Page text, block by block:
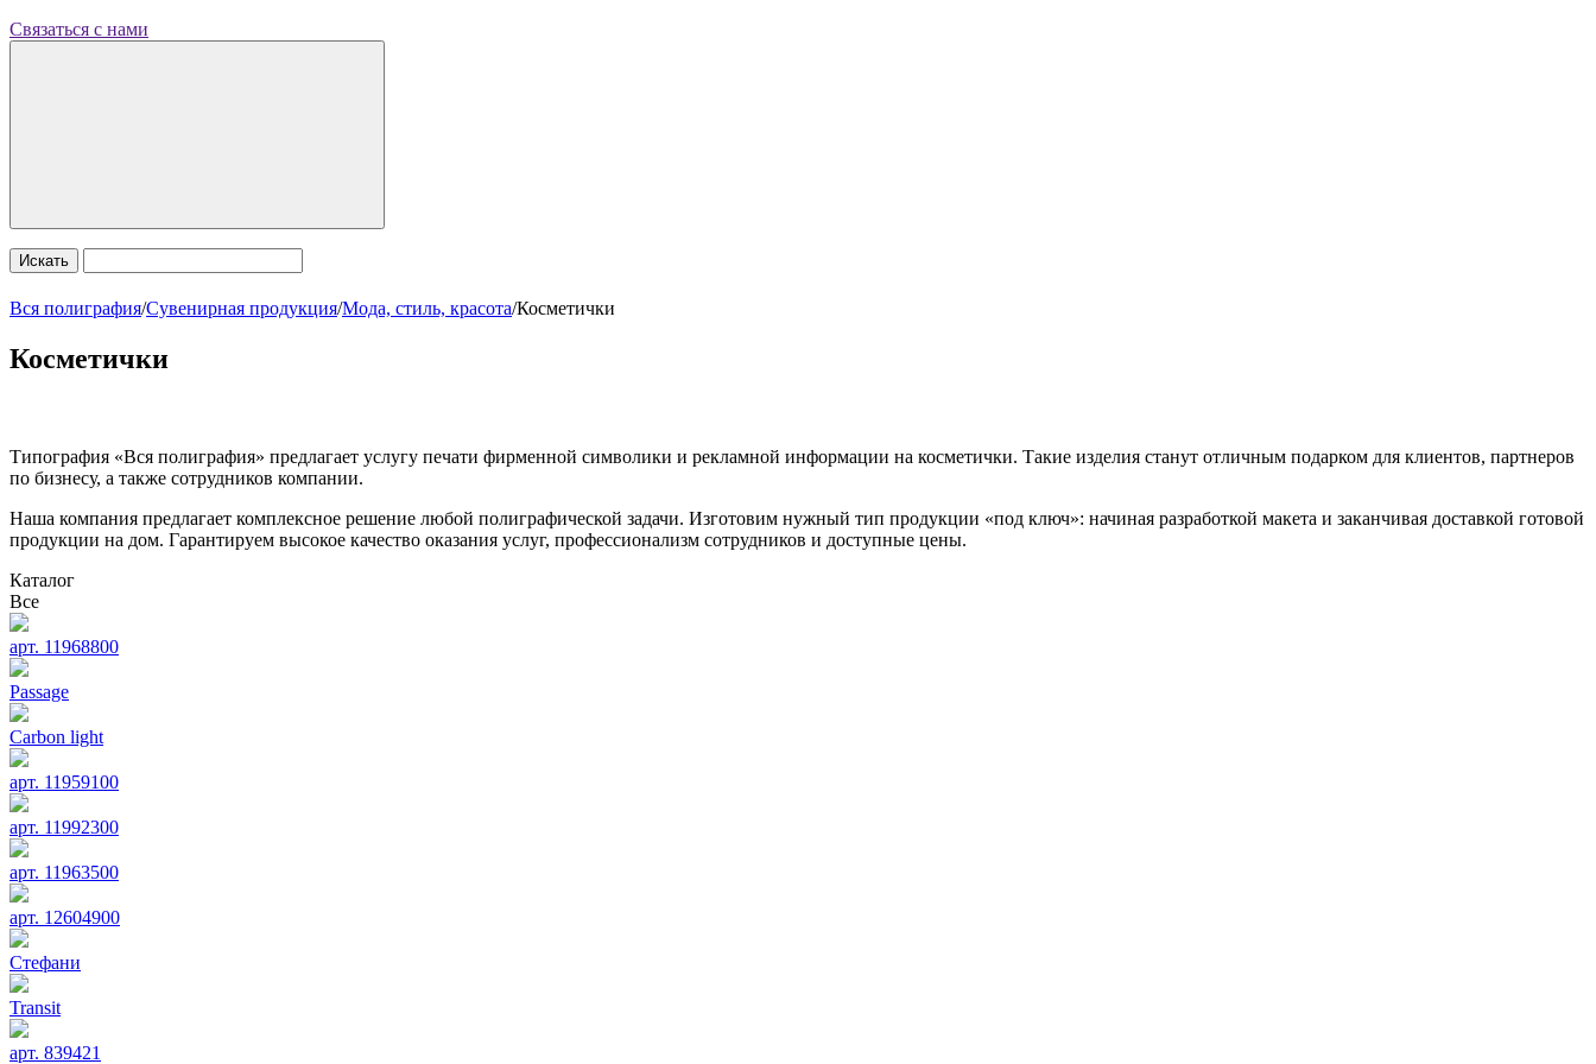
Связаться с нами
Искать
Вся полиграфия/Сувенирная продукция/Мода, стиль, красота/Косметички
Косметички
Типография «Вся полиграфия» предлагает услугу печати фирменной символики и рекламной информации на косметички. Такие изделия станут отличным подарком для клиентов, партнеров
по бизнесу, а также сотрудников компании.
Наша компания предлагает комплексное решение любой полиграфической задачи. Изготовим нужный тип продукции «под ключ»: начиная разработкой макета и заканчивая доставкой готовой
продукции на дом. Гарантируем высокое качество оказания услуг, профессионализм сотрудников и доступные цены.
Каталог
Все
арт. 11968800
Passage
Carbon light
арт. 11959100
арт. 11992300
арт. 11963500
арт. 12604900
Стефани
Transit
арт. 839421